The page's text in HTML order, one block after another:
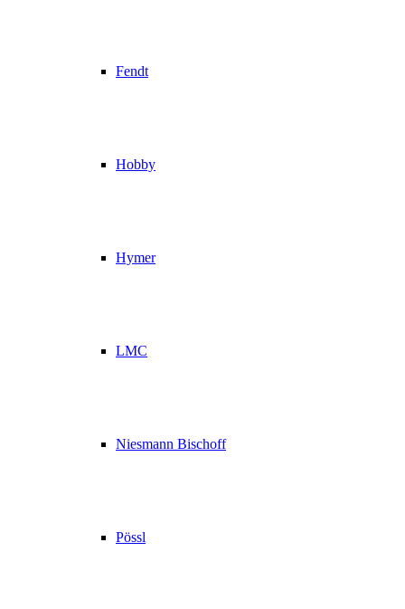
Fendt
Hobby
Hymer
LMC
Niesmann Bischoff
Pössl